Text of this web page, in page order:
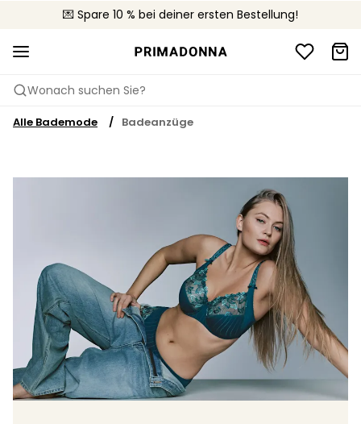
💌 Spare 10 % bei deiner ersten Bestellung!
🚚 Kostenloser Versand bei Bestellungen über 90 €
📦 Kostenlose Rücksendungen
Wonach suchen Sie?
Alle Bademode Badeanzüge